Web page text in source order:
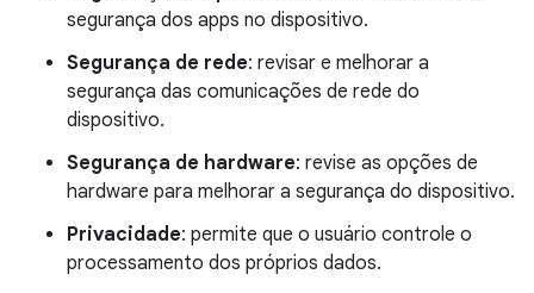
segurança dos apps no dispositivo.
Segurança de rede: revisar e melhorar a
segurança das comunicações de rede do
dispositivo.
Segurança de hardware: revise as opções de
hardware para melhorar a segurança do dispositivo.
Privacidade: permite que o usuário controle o
processamento dos próprios dados.